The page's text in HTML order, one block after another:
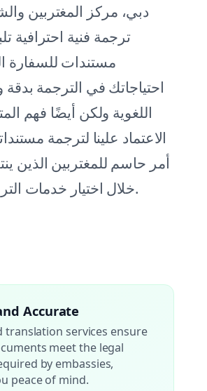
دبي، مركز المغتربين
ترجمة فنية
مستندات للسفارة
احتياجاتك في الترجمة
اللغوية ولكن أيضًا فهم
الاعتماد علينا لترجمة
أمر حاسم للمغتربين الذين
خلال اختيار خدمات الترجمة المعتمدة لدينا، يمكنك تقليل خطر التأخيرات في معالجة المستندات.
Accurate
translation services ensure
meet the legal
by embassies,
peace of mind.